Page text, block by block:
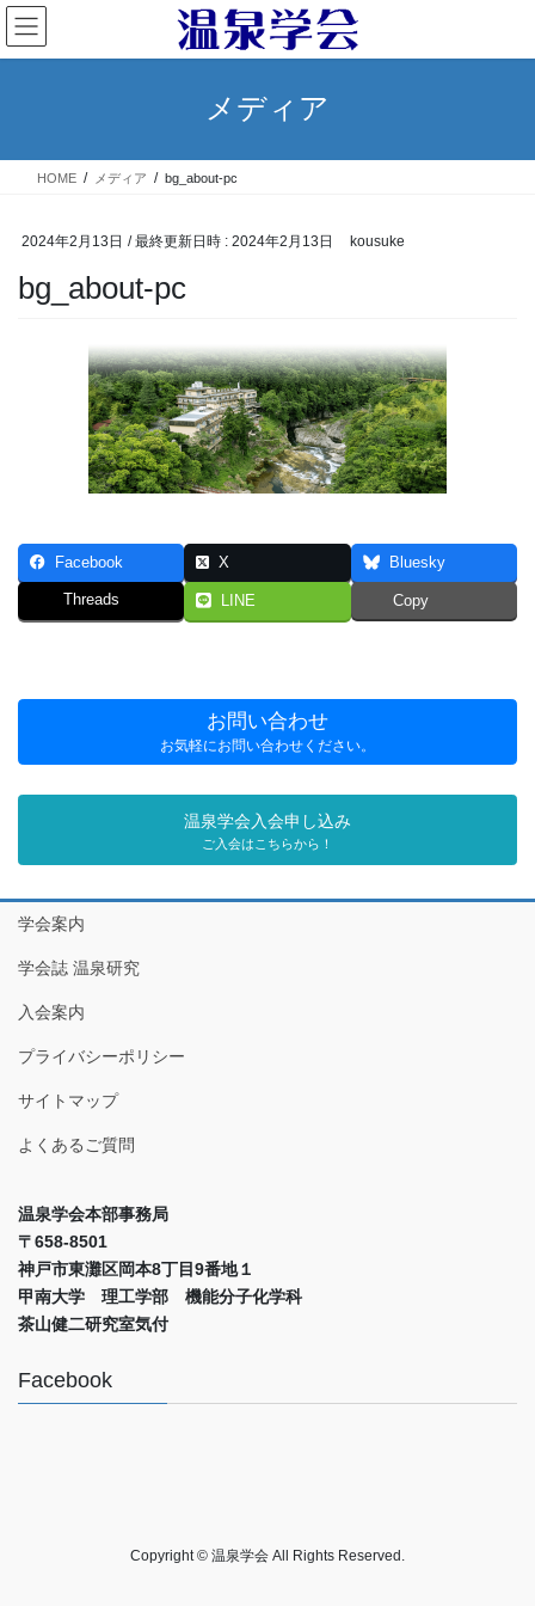
コ
ン
テ
ス
ナ
ビ
ゲ
ン
メディア
HOME メディア bg_about-pc
2024年2月13日 / 最終更新日時 : 2024年2月13日 kousuke
bg_about-pc
Facebook X Bluesky
Threads LINE Copy
お問い合わせ
お気軽にお問い合わせください。
温泉学会入会申し込み
ご入会はこちらから！
学会案内
学会誌 温泉研究
入会案内
プライバシーポリシー
サイトマップ
よくあるご質問
温泉学会本部事務局
〒658-8501
神戸市東灘区岡本8丁目9番地１
甲南大学 理工学部 機能分子化学科
茶山健二研究室気付
Facebook
Copyright © 温泉学会 All Rights Reserved.